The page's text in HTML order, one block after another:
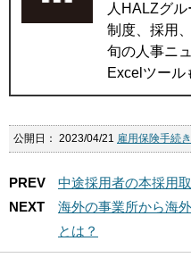
人HALZグ
制度、採用
旬の人事ニ
Excelツール
公開日： 2023/04/21 雇用保険手続き
PREV
中途採用者の本採用
NEXT
海外の事業所から海
とは？